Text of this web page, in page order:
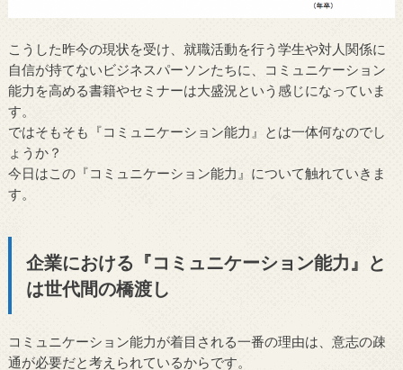
こうした昨今の現状を受け、就職活動を行う学生や対人関係に
自信が持てないビジネスパーソンたちに、コミュニケーション
能力を高める書籍やセミナーは大盛況という感じになっていま
す。
ではそもそも『コミュニケーション能力』とは一体何なのでし
ょうか？
今日はこの『コミュニケーション能力』について触れていきま
す。
企業における『コミュニケーション能力』と
は世代間の橋渡し
コミュニケーション能力が着目される一番の理由は、意志の疎
通が必要だと考えられているからです。